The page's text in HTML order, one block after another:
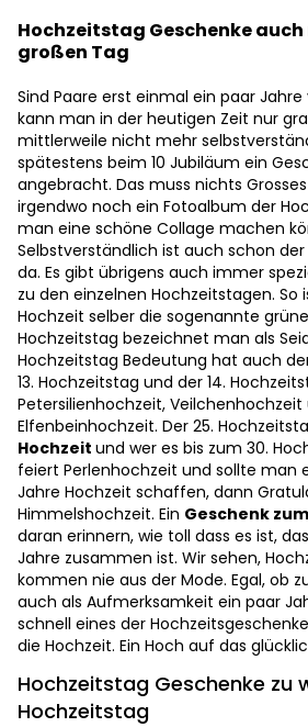
Hochzeitstag Geschenke
großen Tag
Sind Paare erst einmal ein paar
kann man in der heutigen Zeit nur
mittlerweile nicht mehr
spätestens beim 10 Jubiläum ein
angebracht. Das muss nichts
irgendwo noch ein Fotoalbum der
man eine schöne Collage machen
Selbstverständlich ist auch schon
da. Es gibt übrigens auch immer
zu den einzelnen Hochzeitstagen. So
Hochzeit selber die sogenannte
Hochzeitstag bezeichnet man als
Hochzeitstag Bedeutung hat auch
13. Hochzeitstag und der 14.
Petersilienhochzeit, Veilchenhochzeit
Elfenbeinhochzeit. Der 25.
Hochzeit und wer es bis zum 30.
feiert Perlenhochzeit und sollte man
Jahre Hochzeit schaffen, dann
Himmelshochzeit. Ein Geschenk
daran erinnern, wie toll dass es ist,
Jahre zusammen ist. Wir sehen,
kommen nie aus der Mode. Egal, ob
auch als Aufmerksamkeit ein paar
schnell eines der
die Hochzeit. Ein Hoch auf das
Hochzeitstag Geschenke zu
Hochzeitstag